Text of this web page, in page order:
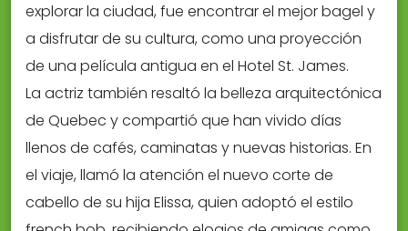
explorar la ciudad, fue encontrar el mejor bagel y
a disfrutar de su cultura, como una proyección
de una película antigua en el Hotel St. James.
La actriz también resaltó la belleza arquitectónica
de Quebec y compartió que han vivido días
llenos de cafés, caminatas y nuevas historias. En
el viaje, llamó la atención el nuevo corte de
cabello de su hija Elissa, quien adoptó el estilo